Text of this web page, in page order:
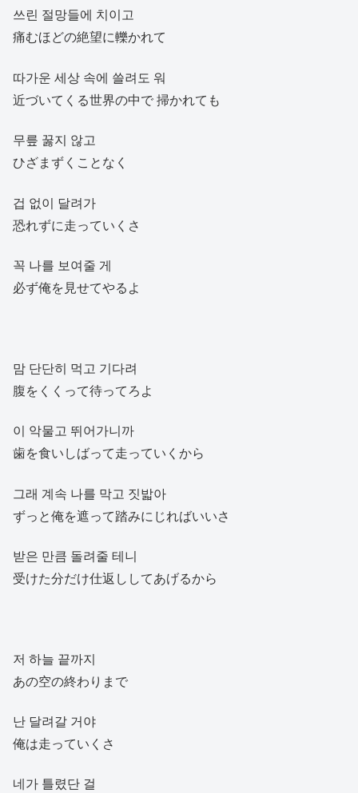
쓰린 절망들에 치이고
痛むほどの絶望に轢かれて
따가운 세상 속에 쓸려도 워
近づいてくる世界の中で 掃かれても
무릎 꿇지 않고
ひざまずくことなく
겁 없이 달려가
恐れずに走っていくさ
꼭 나를 보여줄 게
必ず俺を見せてやるよ
맘 단단히 먹고 기다려
腹をくくって待ってろよ
이 악물고 뛰어가니까
歯を食いしばって走っていくから
그래 계속 나를 막고 짓밟아
ずっと俺を遮って踏みにじればいいさ
받은 만큼 돌려줄 테니
受けた分だけ仕返ししてあげるから
저 하늘 끝까지
あの空の終わりまで
난 달려갈 거야
俺は走っていくさ
네가 틀렸단 걸